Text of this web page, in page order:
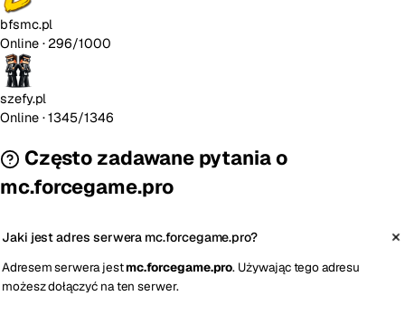
bfsmc.pl
Online· 296/1000
szefy.pl
Online· 1345/1346
Często zadawane pytania o
mc.forcegame.pro
Jaki jest adres serwera mc.forcegame.pro?
Adresem serwera jestmc.forcegame.pro. Używając tego adresu
możesz dołączyć na ten serwer.